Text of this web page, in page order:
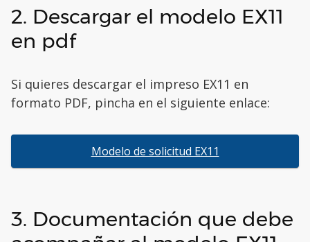
2. Descargar el modelo EX11
en pdf
Si quieres descargar el impreso EX11 en
formato PDF, pincha en el siguiente enlace:
Modelo de solicitud EX11
3. Documentación que debe